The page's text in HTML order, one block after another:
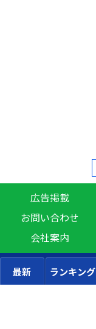
広告掲載
お問い合わせ
会社案内
最新 ランキング